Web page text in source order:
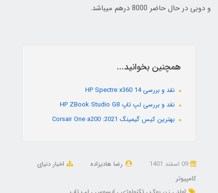
و دوبی در حال حاضر 8000 درهم میباشد.
همچنین بخوانید...
نقد و بررسی HP Spectre x360 14
نقد و بررسی لپ تاپ HP ZBook Studio G8
بهترین کیس گیمینگ 2021: Corsair One a200
رضا هادیزاده
اخبار دنیای
کامپیوتر